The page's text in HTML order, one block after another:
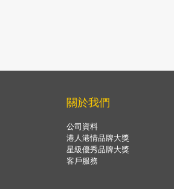
關於我們
公司資料
港人港情品牌大獎
星級優秀品牌大獎
客戶服務